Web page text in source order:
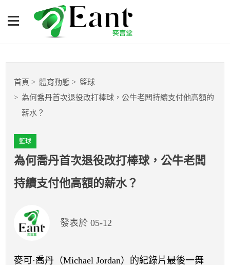
為何喬丹首次退役改打棒
球，公牛老闆持續支付他高
籃球
棒球
球隊數據
開賽列表
運彩教學專區
首頁 體育動態
籃球
為何喬丹首次退役改打棒球，公牛老闆持續支付他高額的
薪水？
籃球
為何喬丹首次退役改打棒球，公牛老闆
持續支付他高額的薪水？
發表於 05-12
麥可·喬丹（Michael Jordan）的紀錄片最後一舞